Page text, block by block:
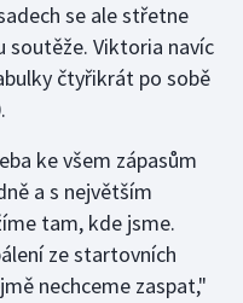
se ale střetne
soutěže. Viktoria navíc
čtyřikrát po sobě
ke všem zápasům
a s největším
tam, kde jsme.
ze startovních
nechceme zaspat,"